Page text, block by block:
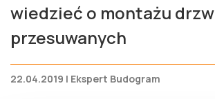
wiedzieć o montażu
przesuwanych
22.04.2019 | Ekspert Budogram